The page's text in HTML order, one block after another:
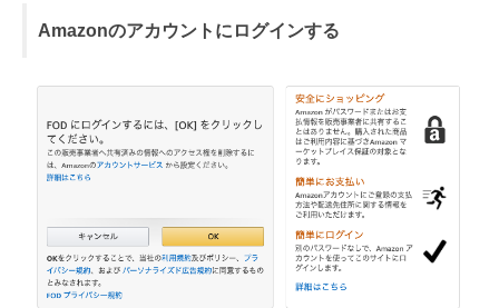
Amazonのアカウントにログインする